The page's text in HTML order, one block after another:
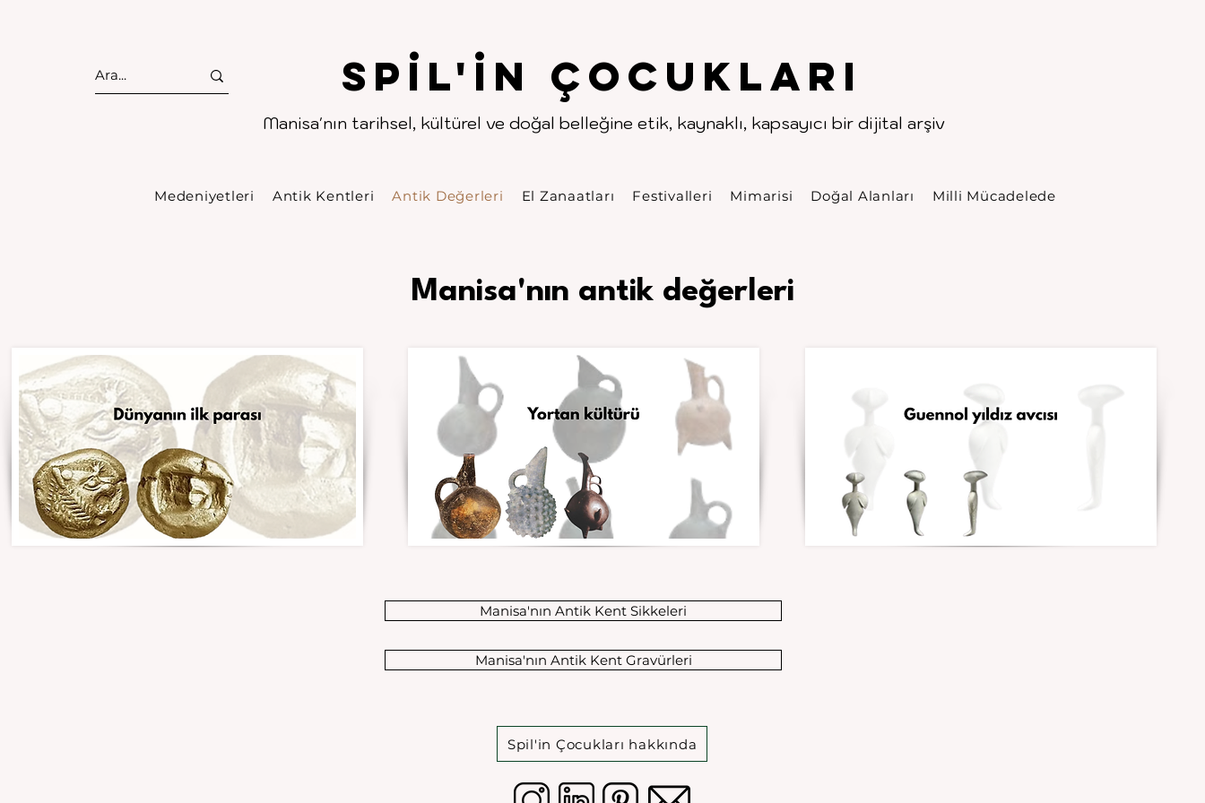
Spıl'in Çocukları
Manisa'nın tarihsel, kültürel ve doğal belleğine etik, kaynaklı, kapsayıcı bir dijital arşiv
. .
Medeniyetleri Antik Kentleri Antik Değerleri El Zanaatları Festivalleri Mimarisi Doğal Alanları Milli Mücadelede
Manisa'nın antik değerleri
Manisa'nın Antik Kent Sikkeleri
Manisa'nın Antik Kent Gravürleri
Spil'in Çocukları hakkında